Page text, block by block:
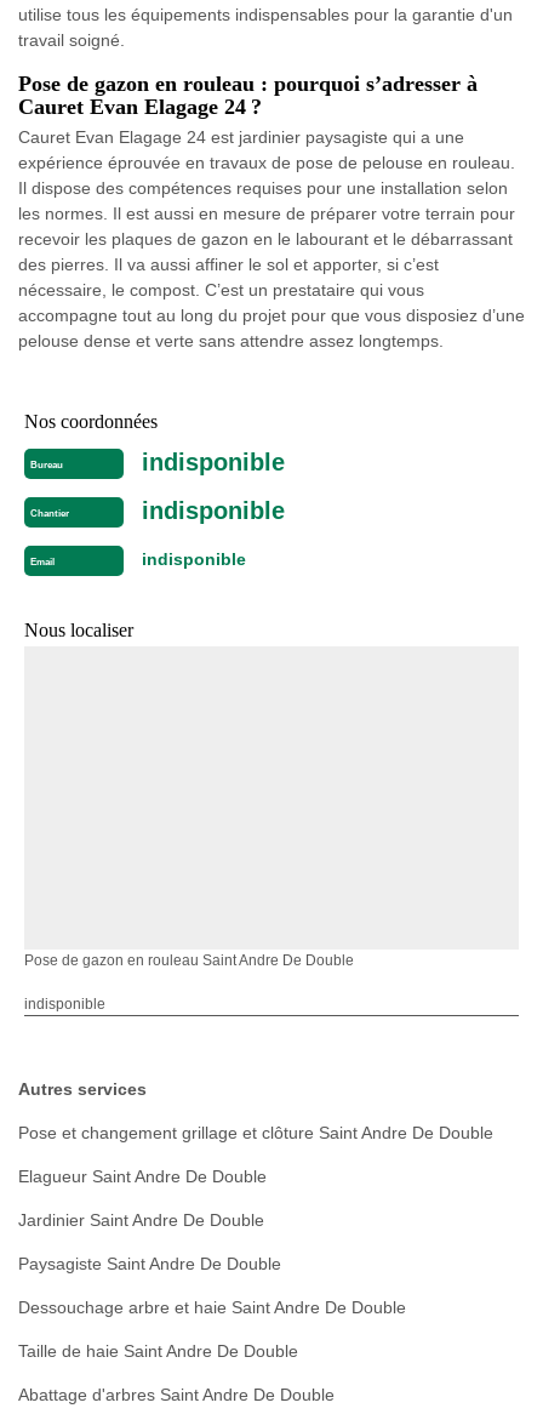
utilise tous les équipements indispensables pour la garantie d'un
travail soigné.
Pose de gazon en rouleau : pourquoi s’adresser à
Cauret Evan Elagage 24 ?
Cauret Evan Elagage 24 est jardinier paysagiste qui a une
expérience éprouvée en travaux de pose de pelouse en rouleau.
Il dispose des compétences requises pour une installation selon
les normes. Il est aussi en mesure de préparer votre terrain pour
recevoir les plaques de gazon en le labourant et le débarrassant
des pierres. Il va aussi affiner le sol et apporter, si c’est
nécessaire, le compost. C’est un prestataire qui vous
accompagne tout au long du projet pour que vous disposiez d’une
pelouse dense et verte sans attendre assez longtemps.
Nos coordonnées
Bureau indisponible
Chantier indisponible
Email indisponible
Nous localiser
Pose de gazon en rouleau Saint Andre De Double
indisponible
Autres services
Pose et changement grillage et clôture Saint Andre De Double
Elagueur Saint Andre De Double
Jardinier Saint Andre De Double
Paysagiste Saint Andre De Double
Dessouchage arbre et haie Saint Andre De Double
Taille de haie Saint Andre De Double
Abattage d'arbres Saint Andre De Double